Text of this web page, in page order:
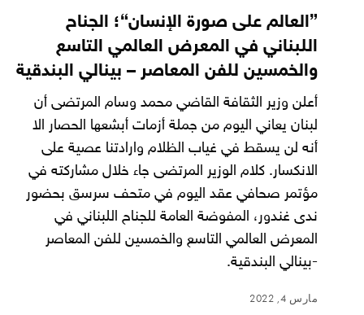
”العالم على صورة الإنسان“؛ الجناح
اللبناني في المعرض العالمي التاسع
والخمسين للفن المعاصر – بينالي البندقية
أعلن وزير الثقافة القاضي محمد وسام المرتضى أن
لبنان يعاني اليوم من جملة أزمات أبشعها الحصار الا
أنه لن يسقط في غياب الظلام وارادتنا عصية على
الانكسار. كلام الوزير المرتضى جاء خلال مشاركته في
مؤتمر صحافي عقد اليوم في متحف سرسق بحضور
ندى غندور، المفوضة العامة للجناح اللبناني في
المعرض العالمي التاسع والخمسين للفن المعاصر
-بينالي البندقية.
مارس 4, 2022